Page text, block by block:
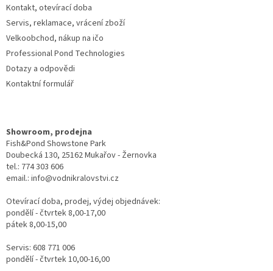
Kontakt, otevírací doba
Servis, reklamace, vrácení zboží
Velkoobchod, nákup na ičo
Professional Pond Technologies
Dotazy a odpovědi
Kontaktní formulář
Showroom, prodejna
Fish&Pond Showstone Park
Doubecká 130, 25162 Mukařov - Žernovka
tel.: 774 303 606
email.: info@vodnikralovstvi.cz
Otevírací doba, prodej, výdej objednávek:
pondělí - čtvrtek 8,00-17,00
pátek 8,00-15,00
Servis: 608 771 006
pondělí - čtvrtek 10,00-16,00